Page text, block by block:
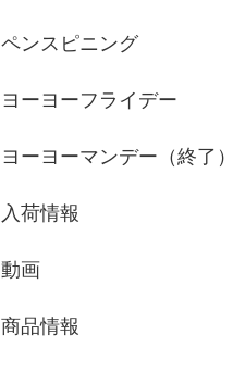
ペンスピニング
ヨーヨーフライデー
ヨーヨーマンデー（終了）
入荷情報
動画
商品情報